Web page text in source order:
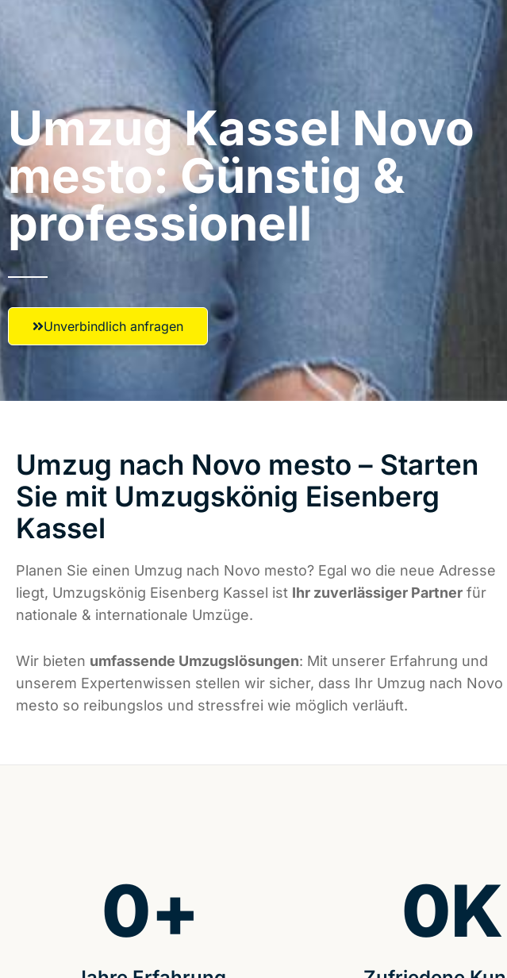
Umzug Kassel​ Novo
mesto: Günstig &
professionell​
Unverbindlich anfragen
Umzug nach Novo mesto – Starten
Sie mit Umzugskönig Eisenberg
Kassel
Planen Sie einen Umzug nach Novo mesto? Egal wo die neue Adresse
liegt, Umzugskönig Eisenberg Kassel ist Ihr zuverlässiger Partner für
nationale & internationale Umzüge.
Wir bieten umfassende Umzugslösungen: Mit unserer Erfahrung und
unserem Expertenwissen stellen wir sicher, dass Ihr Umzug nach Novo
mesto so reibungslos und stressfrei wie möglich verläuft.
0+ 0K